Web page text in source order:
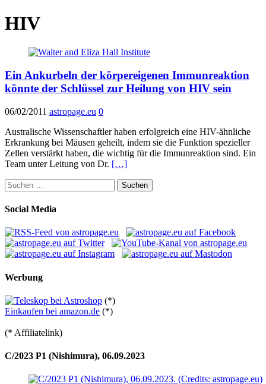
HIV
Ein Ankurbeln der körpereigenen Immunreaktion
könnte der Schlüssel zur Heilung von HIV sein
06/02/2011 astropage.eu 0
Australische Wissenschaftler haben erfolgreich eine HIV-ähnliche
Erkrankung bei Mäusen geheilt, indem sie die Funktion spezieller
Zellen verstärkt haben, die wichtig für die Immunreaktion sind. Ein
Team unter Leitung von Dr. […]
Suchen
nach:
Social Media
Werbung
(*)
Einkaufen bei amazon.de (*)
(* Affiliatelink)
C/2023 P1 (Nishimura), 06.09.2023